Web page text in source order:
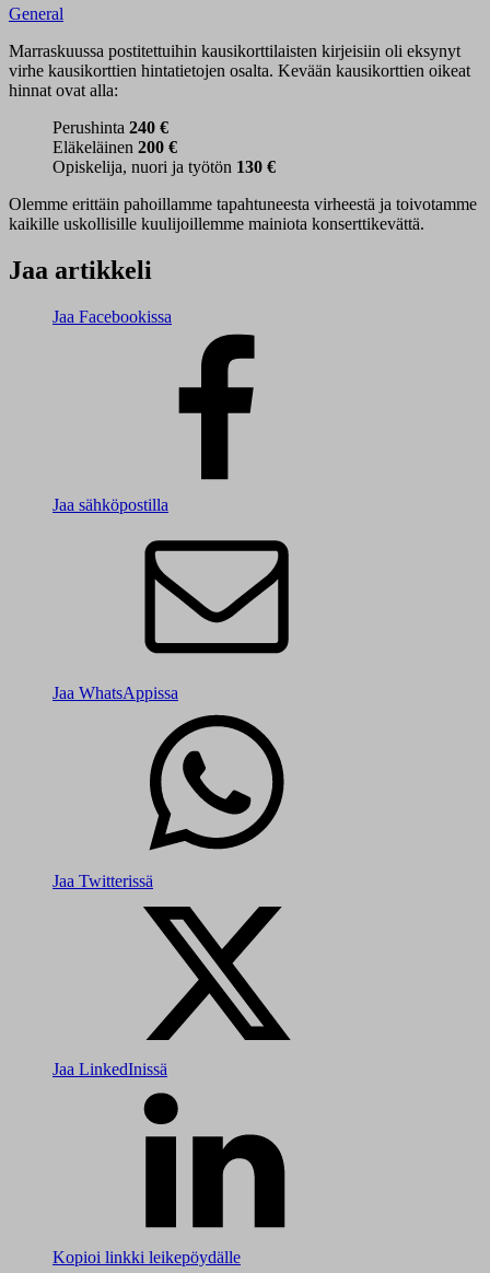
General
Marraskuussa postitettuihin kausikorttilaisten kirjeisiin oli eksynyt
virhe kausikorttien hintatietojen osalta. Kevään kausikorttien oikeat
hinnat ovat alla:
Perushinta 240 €
Eläkeläinen 200 €
Opiskelija, nuori ja työtön 130 €
Olemme erittäin pahoillamme tapahtuneesta virheestä ja toivotamme
kaikille uskollisille kuulijoillemme mainiota konserttikevättä.
Jaa artikkeli
Jaa Facebookissa
Jaa sähköpostilla
Jaa WhatsAppissa
Jaa Twitterissä
Jaa LinkedInissä
Kopioi linkki leikepöydälle